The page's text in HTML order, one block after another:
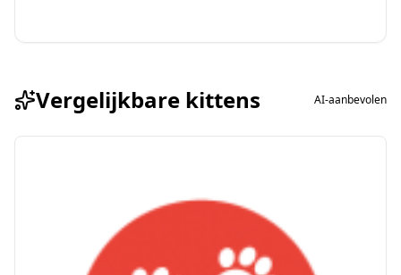
Vergelijkbare kittens AI-aanbevolen